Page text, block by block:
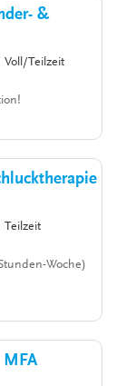
&
Voll/Teilzeit
Teilzeit
Woche)